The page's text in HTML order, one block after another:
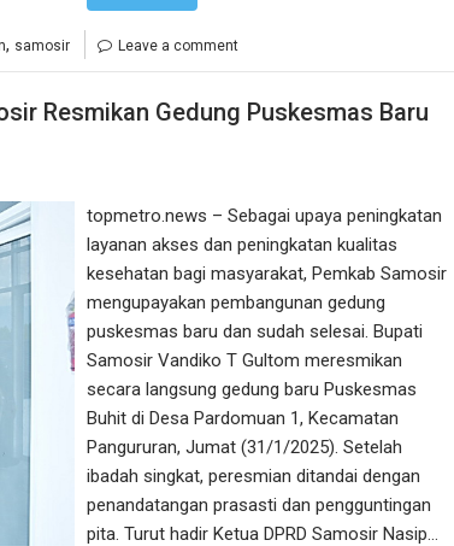
, samosir Leave a comment
Resmikan Gedung Puskesmas Baru
topmetro.news – Sebagai upaya peningkatan
layanan akses dan peningkatan kualitas
kesehatan bagi masyarakat, Pemkab Samosir
mengupayakan pembangunan gedung
puskesmas baru dan sudah selesai. Bupati
Samosir Vandiko T Gultom meresmikan
secara langsung gedung baru Puskesmas
Buhit di Desa Pardomuan 1, Kecamatan
Pangururan, Jumat (31/1/2025). Setelah
ibadah singkat, peresmian ditandai dengan
penandatangan prasasti dan pengguntingan
pita. Turut hadir Ketua DPRD Samosir Nasip…